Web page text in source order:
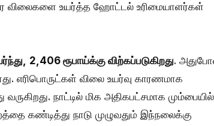
விலைகளை உயர்த்த ஹோட்டல் உரிமையாளர்கள்
2,406 ரூபாய்க்கு விற்கப்படுகிறது.
எரிபொருட்கள் விலை உயர்வு காரணமாக
நாட்டில் மிக அதிகபட்சமாக மும்பையில்
கண்டித்து நாடு முழுவதும் இந்நலைக்கு